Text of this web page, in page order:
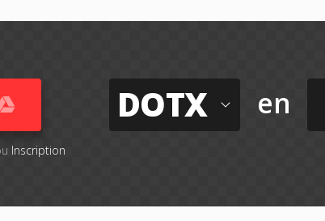
Inscription
DOTX en